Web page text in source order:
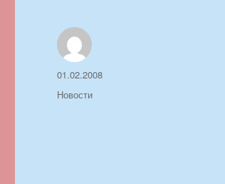
Автор
Опубликовано
01.02.2008
Рубрики
Новости